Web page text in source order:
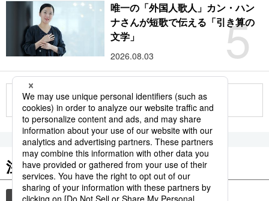
5
唯一の「外国人歌人」カン・ハン
ナさんが短歌で伝える「引き算の
文学」
2026.08.03
もっと見る
注目のキーワード
共同通信ニュース 時事通信ニュース 和食